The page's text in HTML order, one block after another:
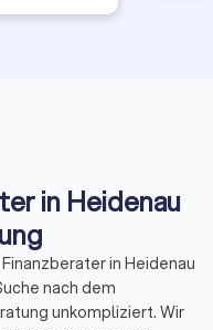
in Heidenau
in Heidenau
nach dem
unkompliziert. Wir